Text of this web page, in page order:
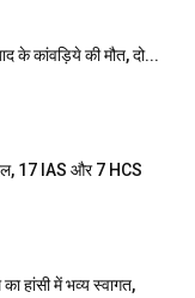
के कांवड़िये की मौत, दो...
17 IAS और 7 HCS
हांसी में भव्य स्वागत,